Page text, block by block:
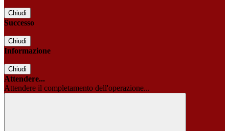
Chiudi
Successo
Chiudi
Informazione
Chiudi
Attendere...
Attendere il completamento dell'operazione...